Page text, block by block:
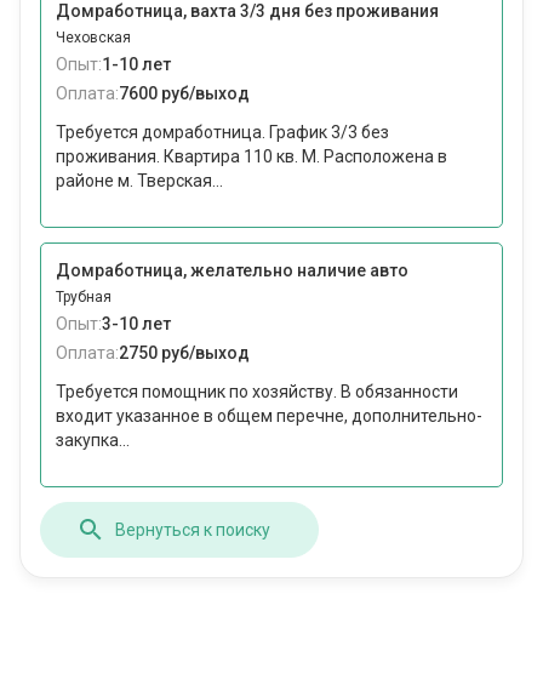
Домработница, вахта 3/3 дня без проживания
Чеховская
Опыт:1-10 лет
Оплата:7600 руб/выход
Требуется домработница. График 3/3 без
проживания. Квартира 110 кв. М. Расположена в
районе м. Тверская...
Домработница, желательно наличие авто
Трубная
Опыт:3-10 лет
Оплата:2750 руб/выход
Требуется помощник по хозяйству. В обязанности
входит указанное в общем перечне, дополнительно-
закупка...
Вернуться к поиску